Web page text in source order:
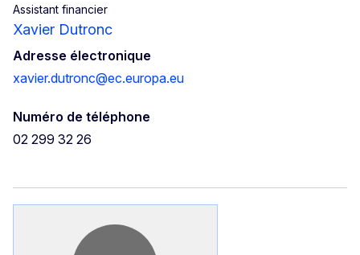
Assistant financier
Xavier Dutronc
Adresse électronique
xavier.dutronc@ec.europa.eu
Numéro de téléphone
02 299 32 26